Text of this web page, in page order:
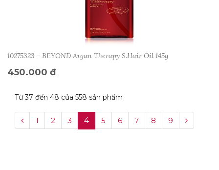
10275323 - BEYOND Argan Therapy S.Hair Oil 145g
450.000 đ
Từ 37 đến 48 của 558 sản phẩm
1 2 3 4 5 6 7 8 9